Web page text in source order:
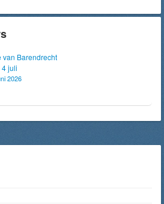
van Barendrecht
juli
2026